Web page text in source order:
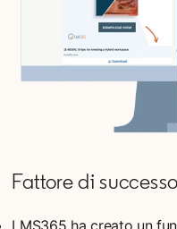
Fattore di